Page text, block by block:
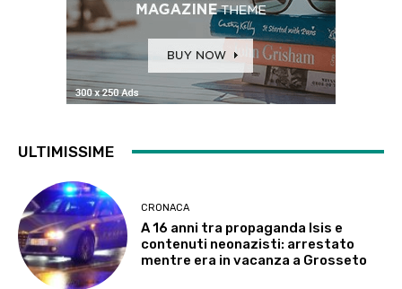
ULTIMISSIME
CRONACA
A 16 anni tra propaganda Isis e
contenuti neonazisti: arrestato
mentre era in vacanza a Grosseto